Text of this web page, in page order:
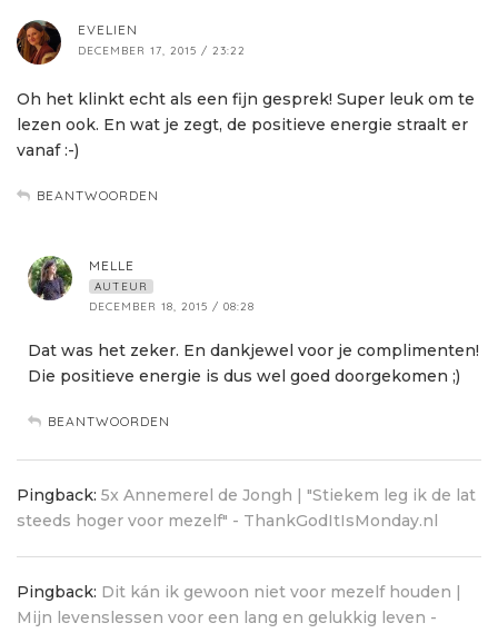
EVELIEN
DECEMBER 17, 2015 / 23:22
Oh het klinkt echt als een fijn gesprek! Super leuk om te
lezen ook. En wat je zegt, de positieve energie straalt er
vanaf :-)
BEANTWOORDEN
MELLE
AUTEUR
DECEMBER 18, 2015 / 08:28
Dat was het zeker. En dankjewel voor je complimenten!
Die positieve energie is dus wel goed doorgekomen ;)
BEANTWOORDEN
Pingback: 5x Annemerel de Jongh | "Stiekem leg ik de lat
steeds hoger voor mezelf" - ThankGodItIsMonday.nl
Pingback: Dit kán ik gewoon niet voor mezelf houden |
Mijn levenslessen voor een lang en gelukkig leven -